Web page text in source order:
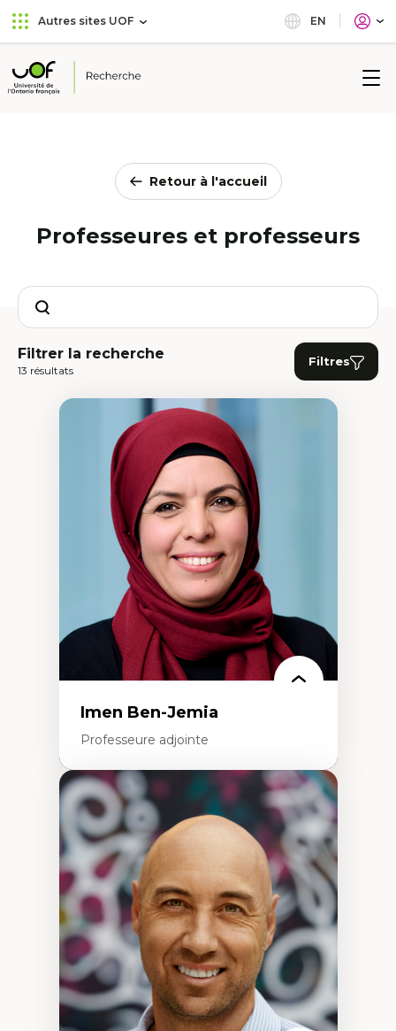
Aller
au
principal
Passer
au
Autres sites UOF EN
Université
Retour à l'accueil
Professeures et professeurs
Search
Filtrer la recherche
13 résultats
Filtres
Imen Ben-Jemia
Professeure adjointe
Expertises
Discours sur la ville et représentations
Mosquées, formes et usages au Canada
Reconnaissance et représentations des
communautés immigrantes dans l'espace
urbain
Design architectural et urbain
Patrimoine et patrimonialisation
Études postcoloniales et décolonisation des
savoirs